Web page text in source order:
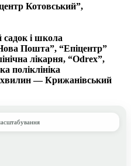
Котовський”,
садок і школа
Пошта”, “Епіцентр”
лікарня, “Odrex”,
поліклініка
хвилин — Крижанівський